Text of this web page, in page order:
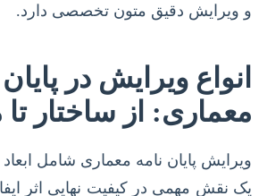
و ویرایش دقیق متون تخصصی دارد.
انواع ویرایش در
معماری: از ساختار تا
ویرایش پایان نامه معماری شامل
یک نقش مهمی در کیفیت نهایی اثر